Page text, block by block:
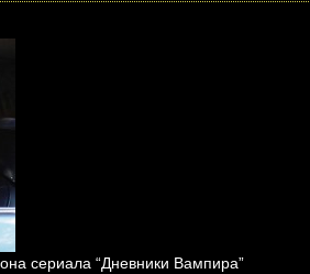
сериала “Дневники Вампира”